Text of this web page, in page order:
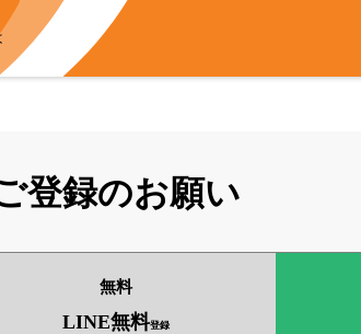
登録のお願い
無料
LINE無料登録